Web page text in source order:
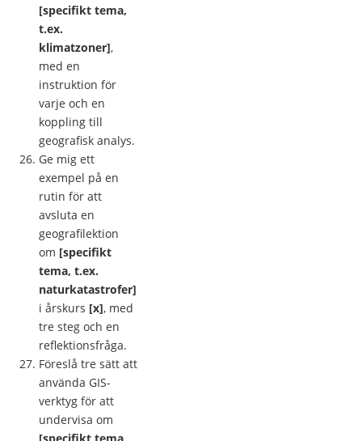
[specifikt tema,
t.ex.
klimatzoner],
med en
instruktion för
varje och en
koppling till
geografisk analys.
Ge mig ett
exempel på en
rutin för att
avsluta en
geografilektion
om [specifikt
tema, t.ex.
naturkatastrofer]
i årskurs [x], med
tre steg och en
reflektionsfråga.
Föreslå tre sätt att
använda GIS-
verktyg för att
undervisa om
[specifikt tema,